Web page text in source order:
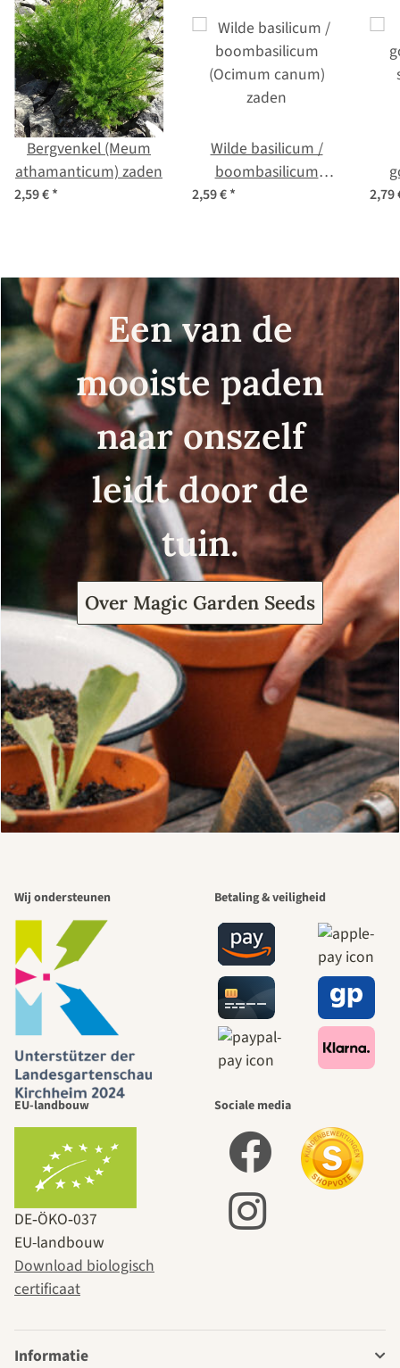
Bergvenkel (Meum
athamanticum) zaden
2,59 €*
Wilde basilicum /
boombasilicum
(Ocimum canum)
2,59 €* 2,79
Een van de
mooiste paden
naar onszelf
leidt door de
tuin.
Over Magic Garden Seeds
Wij ondersteunen Betaling & veiligheid
EU-landbouw
DE‑ÖKO‑037
EU-landbouw
Download biologisch
certificaat
Sociale media
Informatie